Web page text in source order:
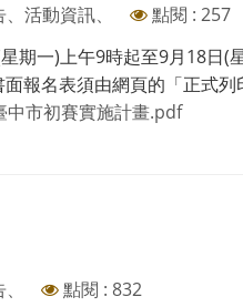
活動資訊、
點閱 : 257
期一)上午9時起至9月18日
報名表須由網頁的「正式
中市初賽實施計畫.pdf
點閱 : 832